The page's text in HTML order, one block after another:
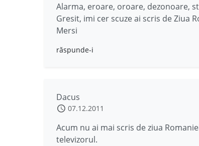
Alarma, eroare, oroare, dezonoare,
Gresit, imi cer scuze ai scris de Ziua
Mersi
răspunde-i
Dacus
07.12.2011
Acum nu ai mai scris de ziua
televizorul.